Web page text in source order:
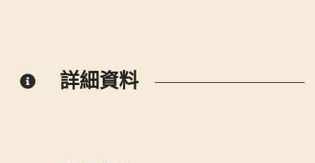
詳細資料